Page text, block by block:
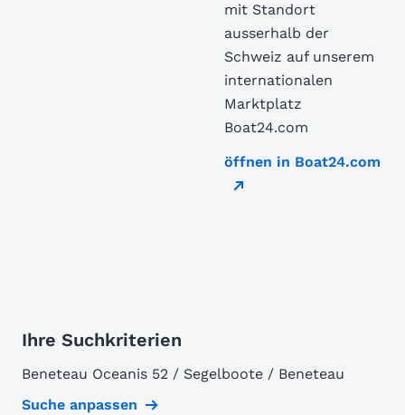
mit Standort
ausserhalb der
Schweiz auf unserem
internationalen
Marktplatz
Boat24.com
öffnen in Boat24.com
Ihre Suchkriterien
Beneteau Oceanis 52 / Segelboote / Beneteau
Suche anpassen